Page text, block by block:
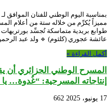
مميزاً يُكرِّم من خلاله ستة من أعلام
طوابع بريدية متماسكة تُجسِّد
عائشة عجوري (كلثوم) 🔹 ولد عبد
أكمل القراءة »
المسرح الوطني الجزائري أن
إنتاجاته المسرحية: “غُدوة…
17 يونيو، 2025 662